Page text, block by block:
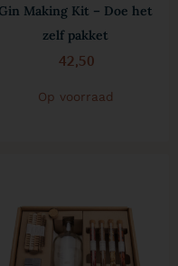
Gin Making Kit – Doe het
zelf pakket
42,50
Op voorraad